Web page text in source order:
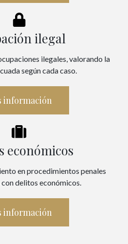
ilegal
ilegales, valorando la
según cada caso.
información
económicos
en procedimientos penales
delitos económicos.
información